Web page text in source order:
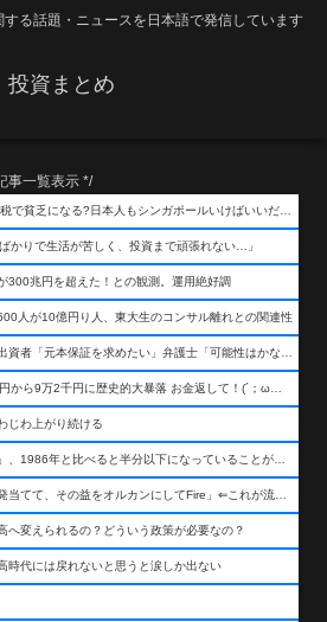
る話題・ニュースを日本語で発信しています
投資まとめ
事一覧表示 */
ChatGPT「日本人だけ重い相続税で貧乏になる?日本人もシンガポールいけばいいだけだから相続税で日本人は貧乏にならんだろ呆」
かりで生活が苦しく、投資まで頑張れない…」
300兆円を超えた！との観測。運用絶好調
人が10億円り人、東大生のコンサル離れとの関連性
【高市悲報】みんなで大家さん出資者「元本保証を求めたい」弁護士「可能性はかなり低い」出資者「不誠実！」
【訃報】キオクシア、前日11万円から9万2千円に歴史的大暴落 お金返して！(´；ω；｀)
じわ上がり続ける
【悲報】日本円の「物を買う力」、1986年と比べると半分以下になっていることが判明&#8230;高市さんありがとう！
【株のトレンド】「個別株で一発当てて、その益をオルカンにしてFire」⇐これが流行ってるらしい
へ変えられるの？どういう政策が必要なの？
時代には戻れないと思うと涙しか出ない